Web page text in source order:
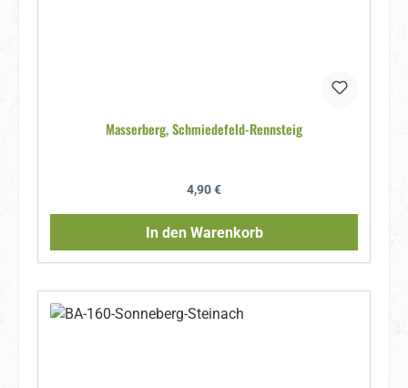
Masserberg, Schmiedefeld-Rennsteig
Regulärer Preis:
4,90 €
In den Warenkorb